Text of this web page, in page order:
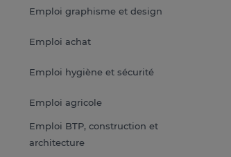
Emploi graphisme et design
Emploi achat
Emploi hygiène et sécurité
Emploi agricole
Emploi BTP, construction et
architecture